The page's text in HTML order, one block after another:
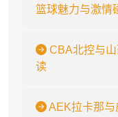
篮球魅力与激情
CBA北控与
读
AEK拉卡那与